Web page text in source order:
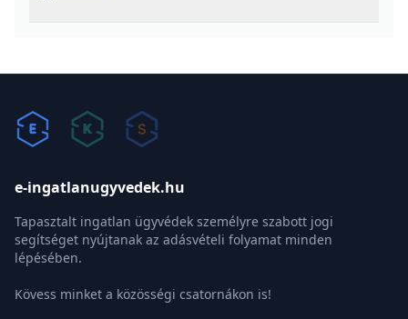
e-ingatlanugyvedek.hu
Tapasztalt ingatlan ügyvédek személyre szabott jogi
segítséget nyújtanak az adásvételi folyamat minden
lépésében.
Kövess minket a közösségi csatornákon is!